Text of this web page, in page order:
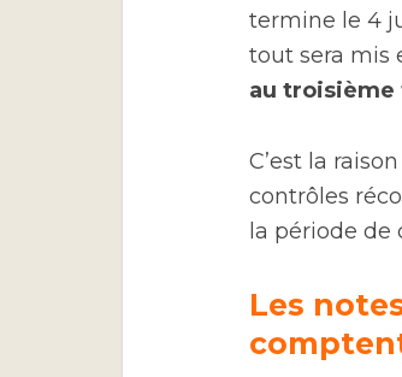
termine le 4
tout sera mis
au
C’est la
contrôles
la période
Les